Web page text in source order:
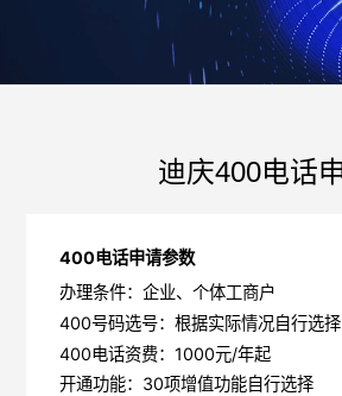
迪庆400电话
400电话申请参数
办理条件：企业、个体工商户
400号码选号：根据实际情况自行选择
400电话资费：1000元/年起
开通功能：30项增值功能自行选择